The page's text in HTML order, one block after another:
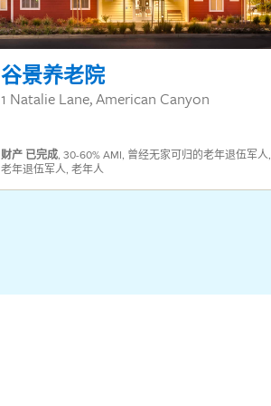
谷景养老院
1 Natalie Lane, American Canyon
财产 已完成,30-60% AMI, 曾经无家可归的老年退伍军人,
老年退伍军人,老年人